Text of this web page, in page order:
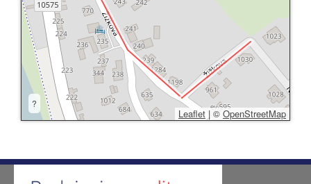
?
Leaflet | © OpenStreetMap